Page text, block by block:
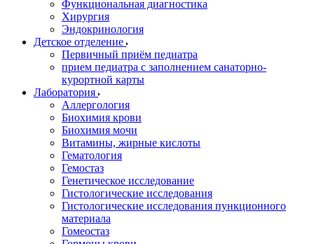
Функциональная диагностика
Хирургия
Эндокринология
Детское отделение
Первичный приём педиатра
прием педиатра с заполнением санаторно-
курортной карты
Лаборатория
Аллергология
Биохимия крови
Биохимия мочи
Витамины, жирные кислоты
Гематология
Гемостаз
Генетическое исследование
Гистологические исследования
Гистологические исследования пункционного
материала
Гомеостаз